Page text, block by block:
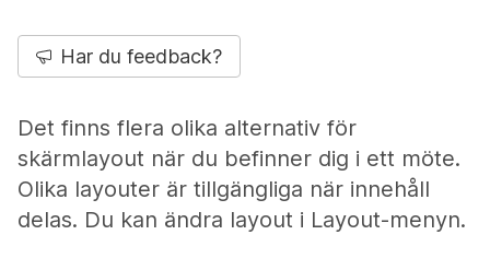
Har du feedback?
Det finns flera olika alternativ för
skärmlayout när du befinner dig i ett möte.
Olika layouter är tillgängliga när innehåll
delas. Du kan ändra layout i Layout-menyn.